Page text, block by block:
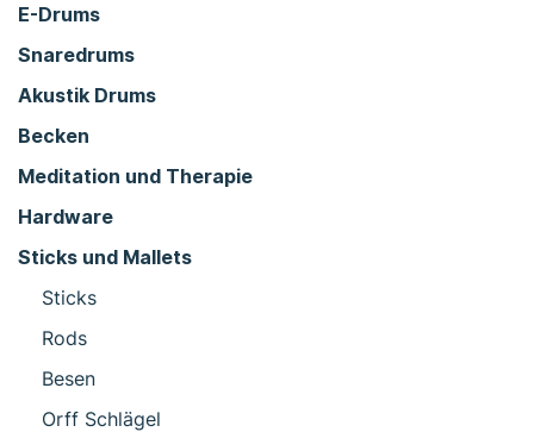
E-Drums
Snaredrums
Akustik Drums
Becken
Meditation und Therapie
Hardware
Sticks und Mallets
Sticks
Rods
Besen
Orff Schlägel